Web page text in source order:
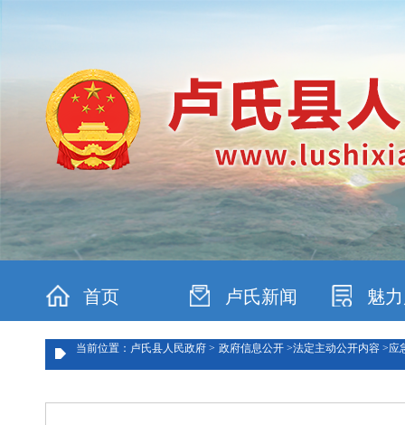
首页 卢氏新闻 魅
当前位置：卢氏县人民政府 > 政府信息公开 >法定主动公开内容 >应